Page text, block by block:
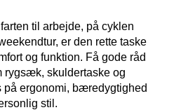
til arbejde, på cyklen
er den rette taske
og funktion. Få gode råd
skuldertaske og
på ergonomi, bæredygtighed
stil.